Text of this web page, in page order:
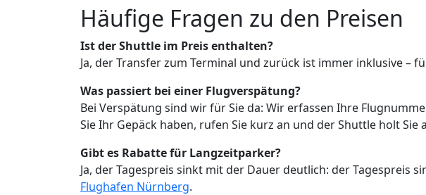
Häufige Fragen zu den Preisen
Ist der Shuttle im Preis enthalten?
Ja, der Transfer zum Terminal und zurück ist immer inklusive –
Was passiert bei einer Flugverspätung?
Bei Verspätung sind wir für Sie da: Wir erfassen Ihre
Sie Ihr Gepäck haben, rufen Sie kurz an und der Shuttle holt Sie
Gibt es Rabatte für Langzeitparker?
Ja, der Tagespreis sinkt mit der Dauer deutlich: der Tagespreis
Flughafen Nürnberg.